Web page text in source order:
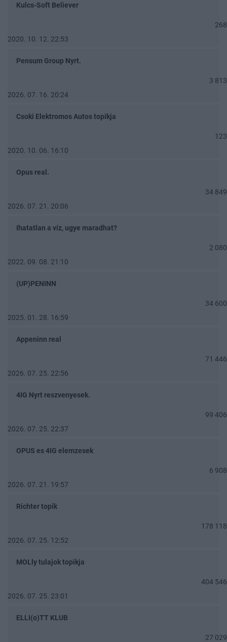
Kulcs-Soft Believer
268
2020. 10. 12. 22:53
Pensum Group Nyrt.
3 813
2026. 07. 16. 20:24
Csoki Elektromos Autos topikja
123
2020. 10. 06. 16:10
Opus real.
34 849
2026. 07. 21. 20:06
Ihatatlan a víz, ugye maradhat?
2 080
2022. 09. 08. 21:10
(UP)PENINN
34 600
2025. 01. 28. 16:59
Appeninn real
71 446
2026. 07. 25. 22:56
4IG Nyrt reszvenyesek.
99 406
2026. 07. 25. 22:37
OPUS es 4IG elemzesek
6 908
2026. 07. 21. 19:57
Richter topik
178 118
2026. 07. 25. 12:52
MOLly tulajok topikja
404 546
2026. 07. 25. 23:01
ELLI(o)TT KLUB
27 029